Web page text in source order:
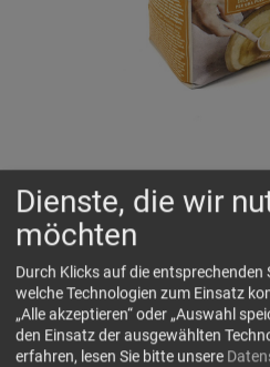
Für dieses grobe Polentamehl
Mühle nur geprüften Mais
Dadurch entsteht eine
kräftigerer Struktur und
allem in der herzhaften Küche
Mühle steht dabei für sorgfältige
Dienste, die wir
möchten
Durch Klicks auf die entsprechenden
welche Technologien zum Einsatz
„Alle akzeptieren“ oder „Auswahl
den Einsatz der ausgewählten
erfahren, lesen Sie bitte unsere